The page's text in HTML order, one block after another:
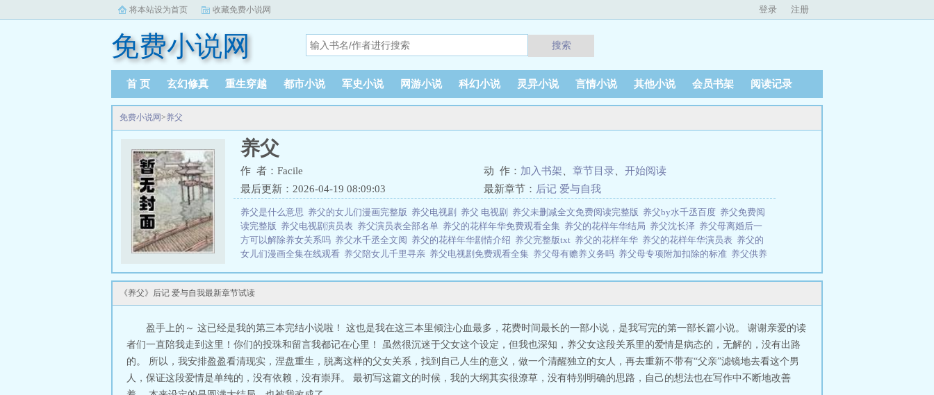
将本站设为首页 收藏免费小说网 登录 注册
免费小说网 搜索
首 页 玄幻修真 重生穿越 都市小说 军史小说 网游小说 科幻小说 灵异小说 言情小说 其他小说 会员书架 阅读记录
免费小说网>养父
养父
作 者：Facile 动 作： 加入书架 章节目录
开始阅读
最后更新：2026-04-19 08:09:03
最新章节： 后记 爱与自我
养父是什么意思 养父的女儿们漫画完整版 养父电视剧 养父 电视剧 养父未删减全文免费阅读完整版 养父by水千丞百度 养父免费阅
读完整版 养父电视剧演员表 养父演员表全部名单 养父的花样年华免费观看全集 养父的花样年华结局 养父沈长泽 养父母离婚后一
方可以解除养女关系吗 养父水千丞全文阅 养父的花样年华剧情介绍 养父完整版txt 养父的花样年华 养父的花样年华演员表 养父的
女儿们漫画全集在线观看 养父陪女儿千里寻亲 养父电视剧免费观看全集 养父母有赡养义务吗 养父母专项附加扣除的标准 养父供养
解除与养子女关系养父的花样年华电视剧全集免费观看养父母之志是什么意思养父的花样年华 电视剧养父的十九年2养父与养女
的爱
三秒记住本站：免费小说网 网址：www.mianfeixs.org养父
《养父》后记 爱与自我最新章节试读
盈手上的～ 这已经是我的第三本完结小说啦！ 这也是我在这三本里倾注心血最多，花费时间最长的一部小说，是我写完的第一部长篇小说。 谢谢亲爱的读
者们一直陪我走到这里！你们的投珠和留言我都记在心里！ 虽然很沉迷于父女这个设定，但我也深知，养父女这段关系里的爱情是病态的，无解的，没有出路
的。 所以，我安排盈盈看清现实，涅盘重生，脱离这样的父女关系，找到自己人生的意义，做一个清醒独立的女人，再去重新不带有“父亲”滤镜地去看这个男
人，保证这段爱情是单纯的，没有依赖，没有崇拜。 最初写这篇文的时候，我的大纲其实很潦草，没有特别明确的思路，自己的想法也在写作中不断地改善